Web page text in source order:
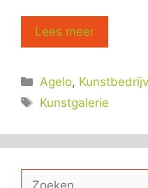
Lees meer
Categorieën
Agelo,
Tags
Kunstgalerie
Zoek